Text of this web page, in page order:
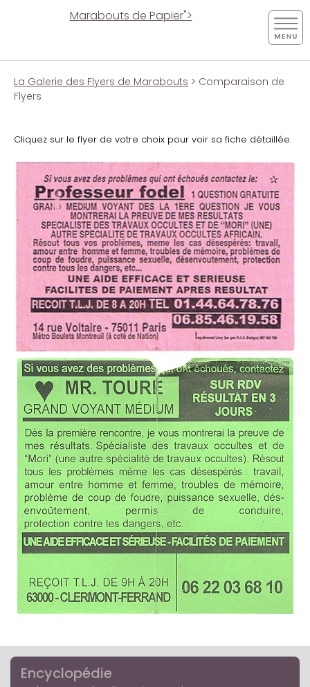
Marabouts de Papier">
La Galerie des Flyers de Marabouts > Comparaison de
Flyers
Cliquez sur le flyer de votre choix pour voir sa fiche détaillée.
Encyclopédie